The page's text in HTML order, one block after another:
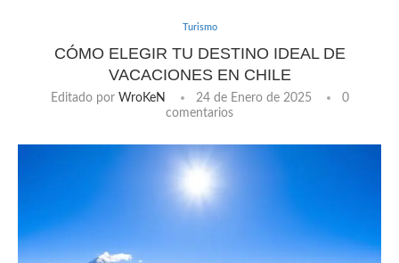
Turismo
CÓMO ELEGIR TU DESTINO IDEAL DE
VACACIONES EN CHILE
Editado por WroKeN 24 de Enero de 2025
0
comentarios